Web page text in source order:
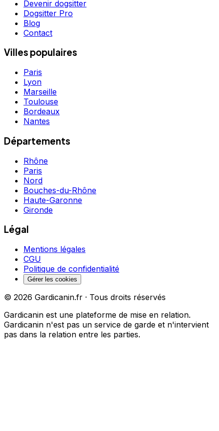
Devenir dogsitter
Dogsitter Pro
Blog
Contact
Villes populaires
Paris
Lyon
Marseille
Toulouse
Bordeaux
Nantes
Départements
Rhône
Paris
Nord
Bouches-du-Rhône
Haute-Garonne
Gironde
Légal
Mentions légales
CGU
Politique de confidentialité
Gérer les cookies
© 2026 Gardicanin.fr · Tous droits réservés
Gardicanin est une plateforme de mise en relation.
Gardicanin n'est pas un service de garde et n'intervient
pas dans la relation entre les parties.